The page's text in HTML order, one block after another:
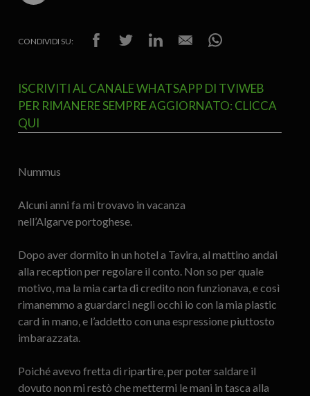
CONDIVIDI SU:
ISCRIVITI AL CANALE WHATSAPP DI TVIWEB
PER RIMANERE SEMPRE AGGIORNATO: CLICCA
QUI
Nummus
Alcuni anni fa mi trovavo in vacanza
nell’Algarve portoghese.
Dopo aver dormito in un hotel a Tavira, al mattino andai
alla reception per regolare il conto. Non so per quale
motivo, ma la mia carta di credito non funzionava, e così
rimanemmo a guardarci negli occhi io con la mia plastic
card in mano, e l’addetto con una espressione piuttosto
imbarazzata.
Poiché avevo fretta di ripartire, per poter saldare il
dovuto non mi restò che mettermi le mani in tasca alla